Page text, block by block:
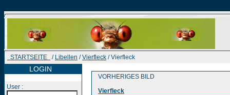
STARTSEITE / Libellen /Vierfleck / Vierfleck
LOGIN
User :
VORHERIGES BILD
Vierfleck